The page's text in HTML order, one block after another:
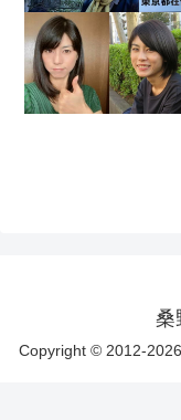
桑
Copyright © 2012-